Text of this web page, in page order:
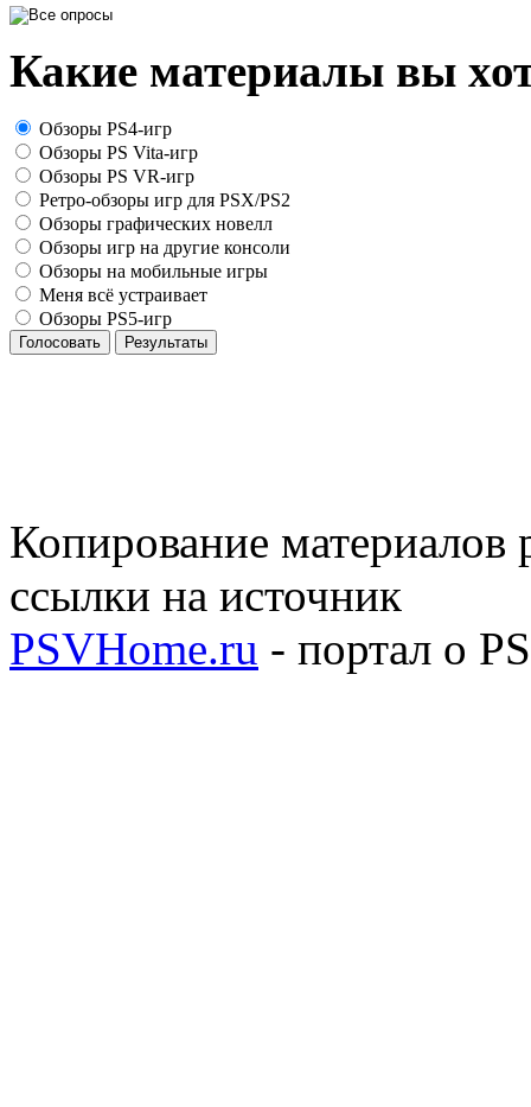
Какие материалы вы
Обзоры PS4-игр
Обзоры PS Vita-игр
Обзоры PS VR-игр
Ретро-обзоры игр для PSX/PS2
Обзоры графических новелл
Обзоры игр на другие консоли
Обзоры на мобильные игры
Меня всё устраивает
Обзоры PS5-игр
Голосовать Результаты
Копирование материалов
ссылки на источник
PSVHome.ru - портал о